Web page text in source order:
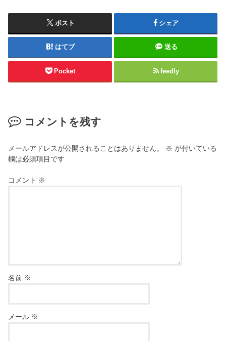
ポスト シェア
はてブ 送る
Pocket feedly
コメントを残す
メールアドレスが公開されることはありません。 ※ が付いている
欄は必須項目です
コメント ※
名前 ※
メール ※